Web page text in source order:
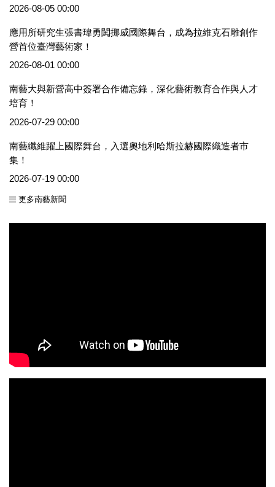
2026-08-05 00:00
應用所研究生張書瑋勇闖挪威國際舞台，成為拉維克石雕創作
營首位臺灣藝術家！
2026-08-01 00:00
南藝大與新營高中簽署合作備忘錄，深化藝術教育合作與人才
培育！
2026-07-29 00:00
南藝纖維躍上國際舞台，入選奧地利哈斯拉赫國際織造者市
集！
2026-07-19 00:00
更多南藝新聞